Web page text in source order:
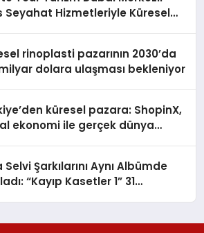
Seyahat Hizmetleriyle Küresel
rinoplasti pazarının 2030’da
dolara ulaşması bekleniyor
küresel pazara: ShopinX,
ekonomi ile gerçek dünya
Selvi Şarkılarını Aynı Albümde
“Kayıp Kasetler 1” 31